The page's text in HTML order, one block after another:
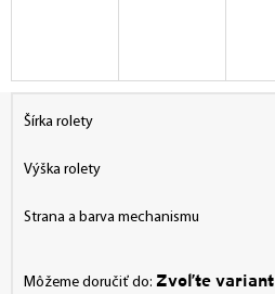
Šírka rolety
Výška rolety
Strana a barva mechanismu
Môžeme doručiť do: Zvoľte variant